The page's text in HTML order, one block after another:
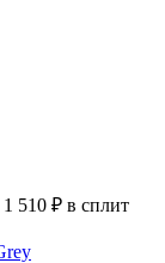
1 510 ₽ в сплит